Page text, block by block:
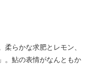
らかな求肥とレモン、
。鮎の表情がなんともか